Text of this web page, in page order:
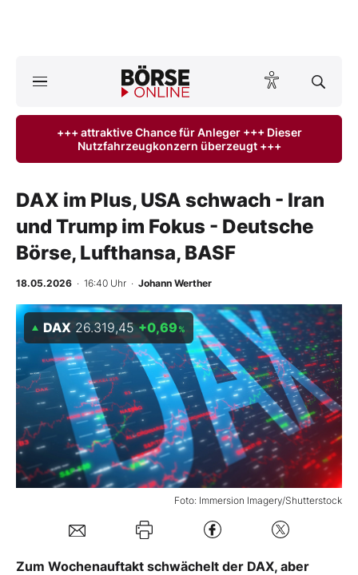
Anlageprodukte
Finanz-Check
Abo & Shop
BO-Musterdepots
Experten
Mein B:O
Mein Konto
Folgen Sie uns
+++ attraktive Chance für Anleger +++ Dieser
Nutzfahrzeugkonzern überzeugt +++
DAX im Plus, USA schwach - Iran
und Trump im Fokus - Deutsche
Börse, Lufthansa, BASF
18.05.2026 · 16:40 Uhr · Johann Werther
Foto: Immersion Imagery/Shutterstock
DAX 26.319,45 +0,69 %
Zum Wochenauftakt schwächelt der DAX, aber